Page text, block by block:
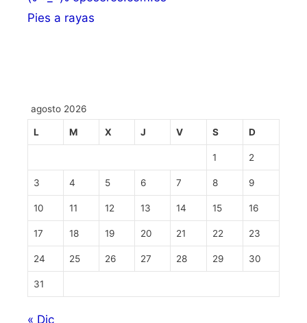
Pies a rayas
agosto 2026
L M X J V S D
1 2
3 4 5 6 7 8 9
10 11 12 13 14 15 16
17 18 19 20 21 22 23
24 25 26 27 28 29 30
31
« Dic